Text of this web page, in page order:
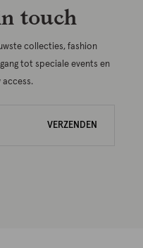
touch
collecties, fashion
tot speciale events en
access.
VERZENDEN